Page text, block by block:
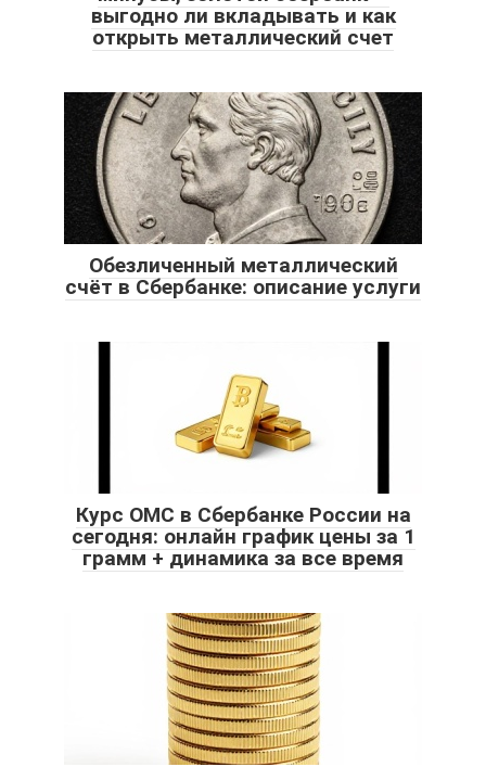
выгодно ли вкладывать и как
открыть металлический счет
Обезличенный металлический
счёт в Сбербанке: описание услуги
Курс ОМС в Сбербанке России на
сегодня: онлайн график цены за 1
грамм + динамика за все время